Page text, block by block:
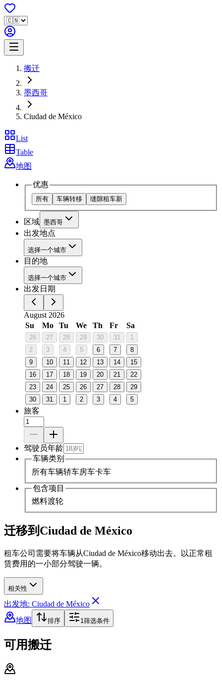
搬迁
墨西哥
Ciudad de México
List
Table
地图
优惠
所有 车辆转移 缝隙租车新
区域 墨西哥
出发地点
选择一个城市
目的地
选择一个城市
出发日期
August 2026
Su
Mo Tu We Th Fr Sa
26 27 28 29 30 31
1
2
3 4 5 6 7
8
9
10 11 12 13 14
15
16
17 18 19 20 21
22
23
24 25 26 27 28
29
30
31 1 2 3 4 5
旅客
驾驶员年龄
车辆类别
所有车辆轿车房车卡车
包含项目
燃料渡轮
迁移到Ciudad de México
租车公司需要将车辆从Ciudad de México移动出去。以正常租
赁费用的一小部分驾驶一辆。
相关性
出发地: Ciudad de México
地图
排序 1筛选条件
可用搬迁